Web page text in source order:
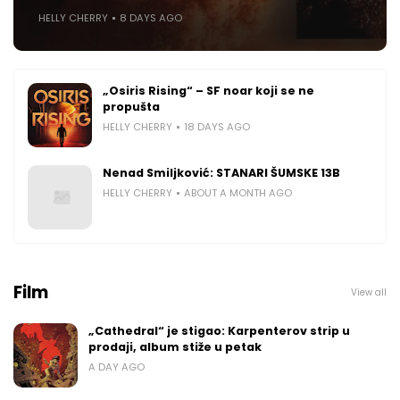
HELLY CHERRY 8 DAYS AGO
„Osiris Rising“ – SF noar koji se ne
propušta
HELLY CHERRY 18 DAYS AGO
Nenad Smiljković: STANARI ŠUMSKE 13B
HELLY CHERRY ABOUT A MONTH AGO
Film View all
„Cathedral“ je stigao: Karpenterov strip u
prodaji, album stiže u petak
A DAY AGO